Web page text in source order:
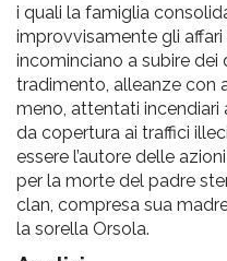
i quali la famiglia
improvvisamente gli
incominciano a subire dei
tradimento, alleanze con
meno, attentati
da copertura ai traffici
essere l’autore delle
per la morte del padre
clan, compresa sua
la sorella Orsola.